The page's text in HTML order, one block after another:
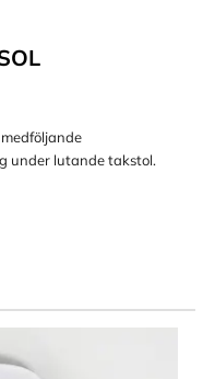
under lutande takstol.